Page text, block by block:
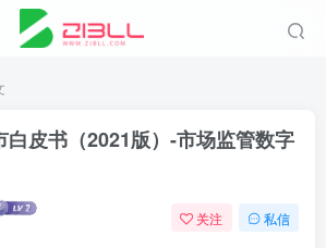
白皮书（2021版）-市场监管数字
关注 私信